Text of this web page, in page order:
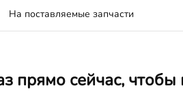
На поставляемые запчасти
прямо сейчас,